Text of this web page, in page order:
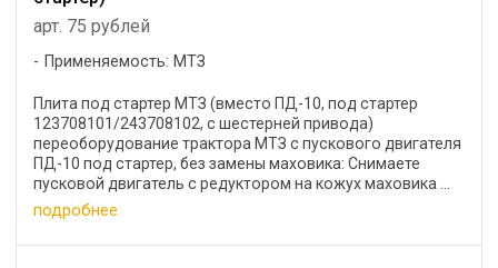
арт. 75 рублей
Применяемость: МТЗ
Плита под стартер МТЗ (вместо ПД-10, под стартер
123708101/243708102, с шестерней привода)
переоборудование трактора МТЗ с пускового двигателя
ПД-10 под стартер, без замены маховика: Снимаете
пусковой двигатель с редуктором на кожух маховика ...
подробнее